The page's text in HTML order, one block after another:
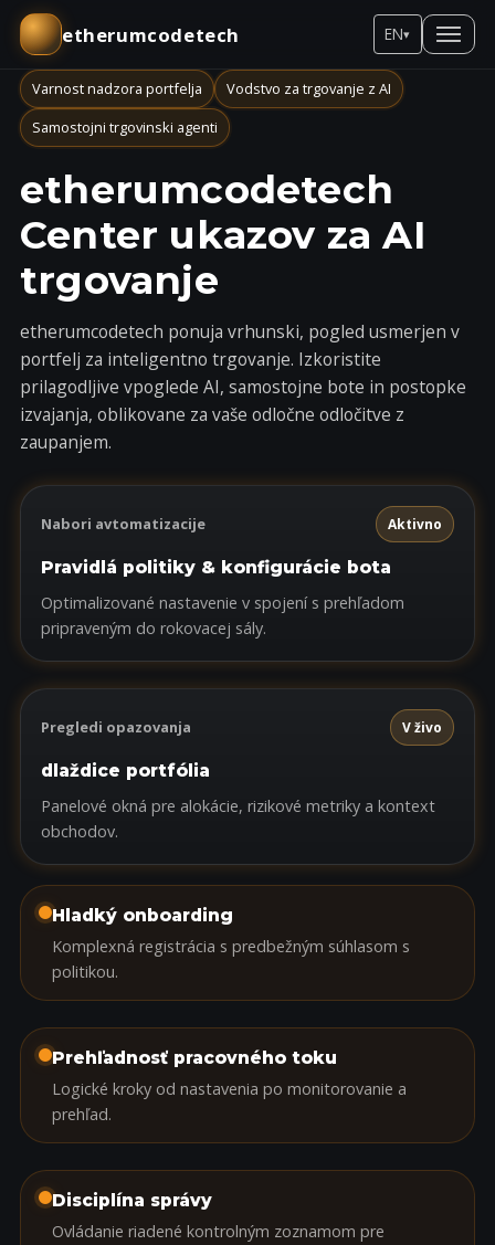
etherumcodetech EN▾
Varnost nadzora portfelja
Vodstvo za trgovanje z AI
Samostojni trgovinski agenti
etherumcodetech
Center ukazov za AI
trgovanje
etherumcodetech ponuja vrhunski, pogled usmerjen v
portfelj za inteligentno trgovanje. Izkoristite
prilagodljive vpoglede AI, samostojne bote in postopke
izvajanja, oblikovane za vaše odločne odločitve z
zaupanjem.
Nabori avtomatizacije Aktivno
Pravidlá politiky & konfigurácie bota
Optimalizované nastavenie v spojení s prehľadom
pripraveným do rokovacej sály.
Pregledi opazovanja V živo
dlaždice portfólia
Panelové okná pre alokácie, rizikové metriky a kontext
obchodov.
Hladký onboarding
Komplexná registrácia s predbežným súhlasom s
politikou.
Prehľadnosť pracovného toku
Logické kroky od nastavenia po monitorovanie a
prehľad.
Disciplína správy
Ovládanie riadené kontrolným zoznamom pre